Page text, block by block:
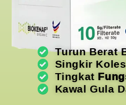
Turun Berat
Singkir
Tingkat
Kawal Gula